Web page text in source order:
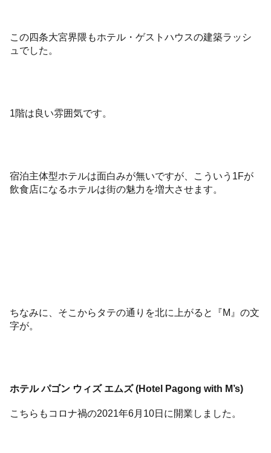
この四条大宮界隈もホテル・ゲストハウスの建築ラッシ
ュでした。
1階は良い雰囲気です。
宿泊主体型ホテルは面白みが無いですが、こういう1Fが
飲食店になるホテルは街の魅力を増大させます。
ちなみに、そこからタテの通りを北に上がると『M』の文
字が。
ホテル パゴン ウィズ エムズ (Hotel Pagong with M’s)
こちらもコロナ禍の2021年6月10日に開業しました。